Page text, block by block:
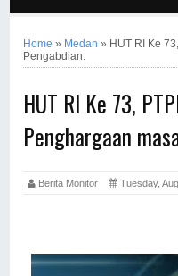
Home » Medan » HUT RI Ke
Pengabdian.
HUT RI Ke 73,
Penghargaan
Berita Monitor Tuesday,